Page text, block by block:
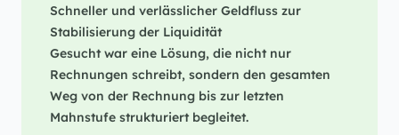
Schneller und verlässlicher Geldfluss zur
Stabilisierung der Liquidität
Gesucht war eine Lösung, die nicht nur
Rechnungen schreibt, sondern den gesamten
Weg von der Rechnung bis zur letzten
Mahnstufe strukturiert begleitet.